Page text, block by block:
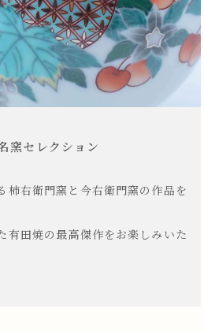
窯セレクション
柿右衛門窯と今右衛門窯の作品を
有田焼の最高傑作をお楽しみいた